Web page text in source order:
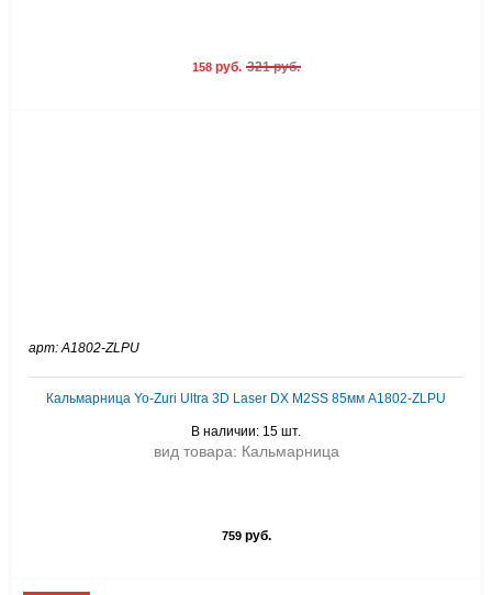
158 руб. 321 руб.
арт: A1802-ZLPU
Кальмарница Yo-Zuri Ultra 3D Laser DX M2SS 85мм A1802-ZLPU
В наличии: 15 шт.
вид товара: Кальмарница
759руб.